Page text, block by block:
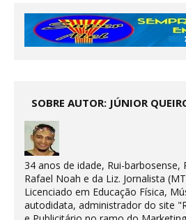
SOBRE AUTOR: JÚNIOR
34 anos de idade, Rui-barbosense,
Rafael Noah e da Liz. Jornalista
Licenciado em Educação Física,
autodidata, administrador do site